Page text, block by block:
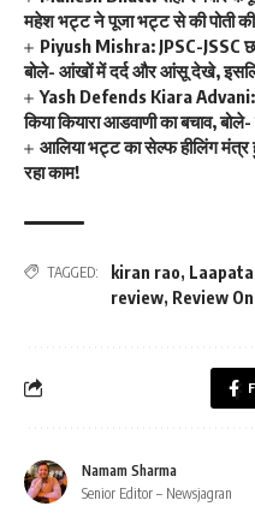
महेश भट्ट ने पूजा भट्ट से की पोती
Piyush Mishra: JPSC-JSSC
बोले- आंखों में दर्द और आंसू देखे,
Yash Defends Kiara Advani:
किया कियारा आडवाणी का बचाव,
आलिया भट्ट का सेल्फ हीलिंग
रहा काम!
TAGGED: kiran rao,
review, Review
Namam Sharma
Senior Editor – Newsjagran